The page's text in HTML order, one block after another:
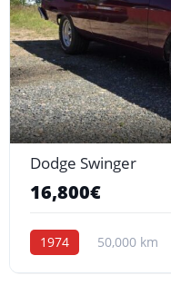
Dodge Swinger
16,800€
1974 50,000 km